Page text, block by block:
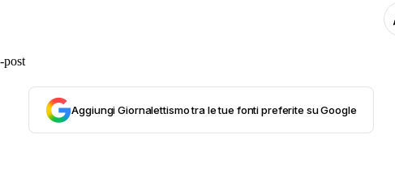
Aggiungi Giornalettismo tra le tue fonti preferite su Google